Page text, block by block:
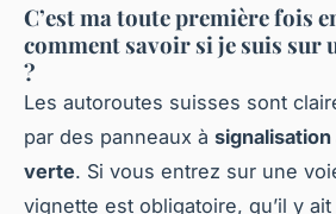
C’est ma toute première fois
comment savoir si je suis sur
?
Les autoroutes suisses sont
par des panneaux à
verte. Si vous entrez sur une
vignette est obligatoire, qu’il y